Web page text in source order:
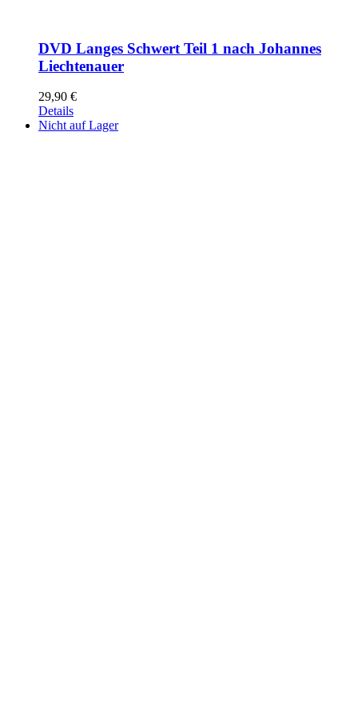
DVD Langes Schwert Teil 1 nach Johannes
Liechtenauer
29,90 €
Details
Nicht auf Lager